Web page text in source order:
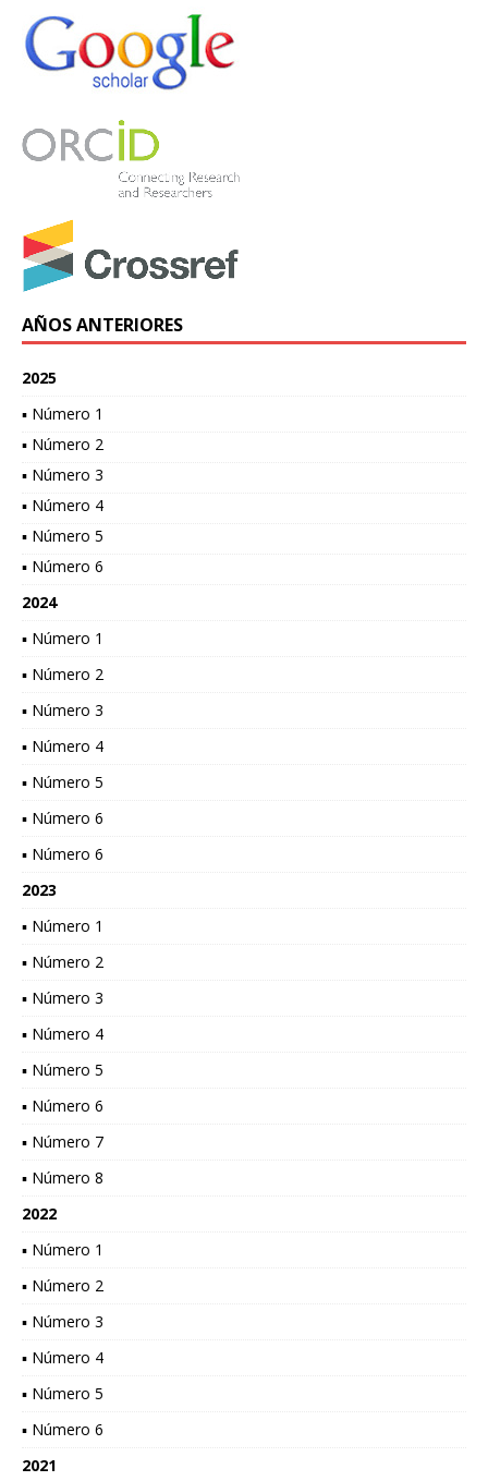
AÑOS ANTERIORES
2025
▪ Número 1
▪ Número 2
▪ Número 3
▪ Número 4
▪ Número 5
▪ Número 6
2024
▪ Número 1
▪ Número 2
▪ Número 3
▪ Número 4
▪ Número 5
▪ Número 6
▪ Número 6
2023
▪ Número 1
▪ Número 2
▪ Número 3
▪ Número 4
▪ Número 5
▪ Número 6
▪ Número 7
▪ Número 8
2022
▪ Número 1
▪ Número 2
▪ Número 3
▪ Número 4
▪ Número 5
▪ Número 6
2021